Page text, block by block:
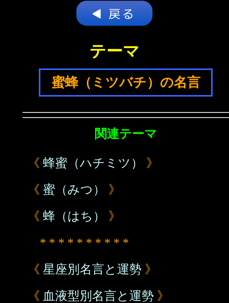
テーマ
蜜蜂（ミツバチ）の名言
関連テーマ
《 蜂蜜（ハチミツ）
》
《 蜜（みつ）
》
《 蜂（はち）
》
* * * * * * * * * *
《 星座別名言と運勢 》
《 血液型別名言と運勢 》